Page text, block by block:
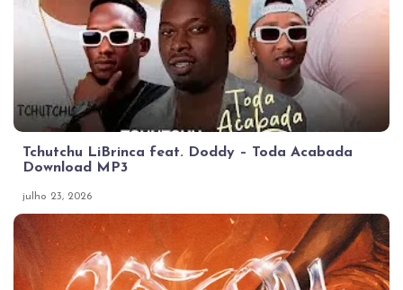
Tchutchu LiBrinca feat. Doddy – Toda Acabada
Download MP3
julho 23, 2026